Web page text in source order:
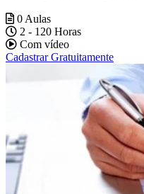
0 Aulas
2 - 120 Horas
Com vídeo
Cadastrar Gratuitamente